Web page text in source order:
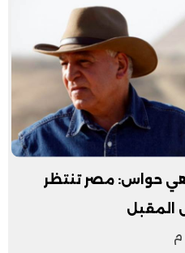
زاهي حواس: مصر تنتظر
المقبل